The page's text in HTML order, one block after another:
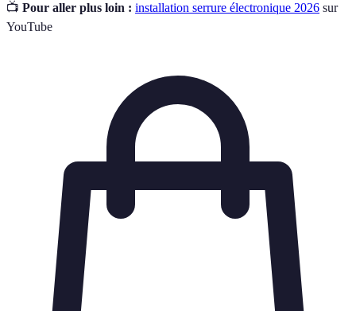
📺 Pour aller plus loin : installation serrure électronique 2026 sur
YouTube